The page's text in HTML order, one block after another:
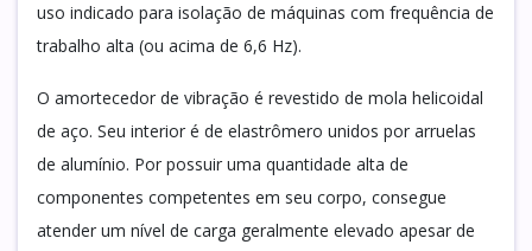
uso indicado para isolação de máquinas com frequência de
trabalho alta (ou acima de 6,6 Hz).
O amortecedor de vibração é revestido de mola helicoidal
de aço. Seu interior é de elastrômero unidos por arruelas
de alumínio. Por possuir uma quantidade alta de
componentes competentes em seu corpo, consegue
atender um nível de carga geralmente elevado apesar de